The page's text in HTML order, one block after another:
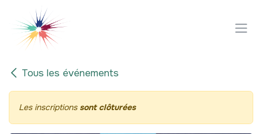
Tous les événements
Les inscriptions sont clôturées